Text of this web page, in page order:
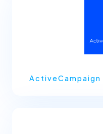
ActiveCampaign